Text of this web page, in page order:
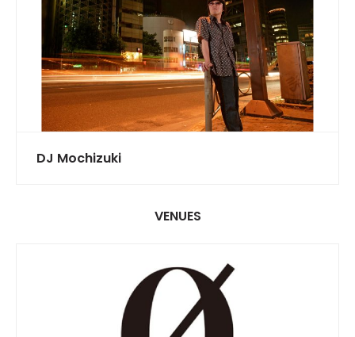
DJ Mochizuki
VENUES